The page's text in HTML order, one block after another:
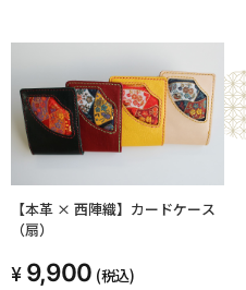
【本革 × 西陣織】カードケース
（扇）
9,900 (税込)